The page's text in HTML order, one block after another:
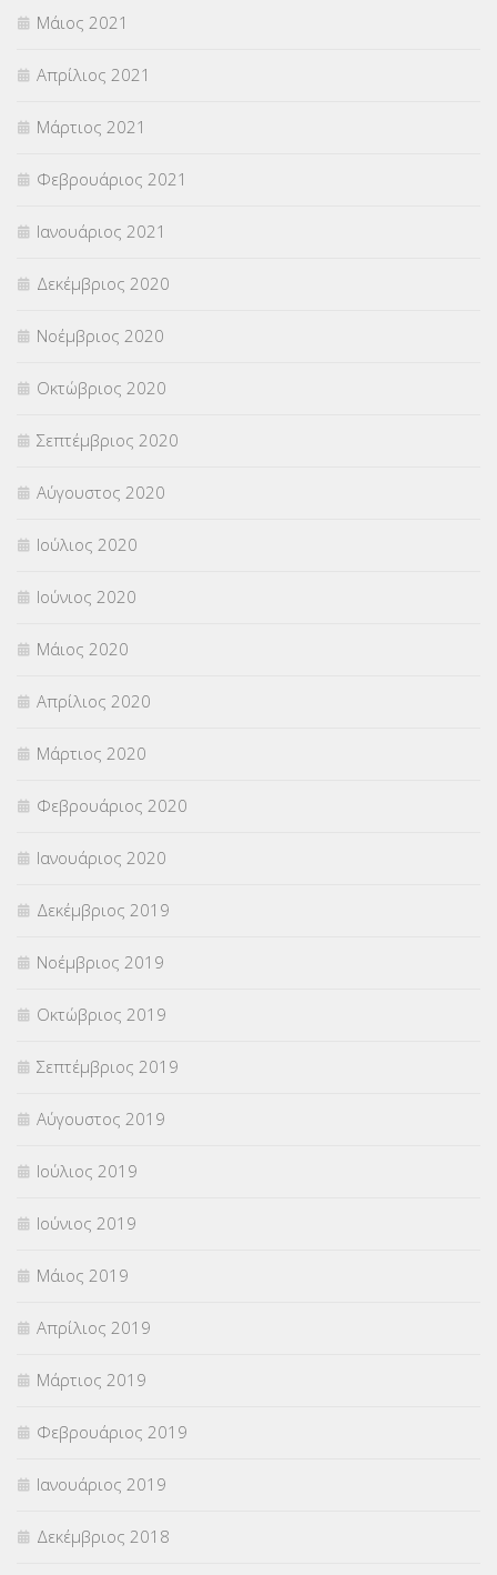
Μάιος 2021
Απρίλιος 2021
Μάρτιος 2021
Φεβρουάριος 2021
Ιανουάριος 2021
Δεκέμβριος 2020
Νοέμβριος 2020
Οκτώβριος 2020
Σεπτέμβριος 2020
Αύγουστος 2020
Ιούλιος 2020
Ιούνιος 2020
Μάιος 2020
Απρίλιος 2020
Μάρτιος 2020
Φεβρουάριος 2020
Ιανουάριος 2020
Δεκέμβριος 2019
Νοέμβριος 2019
Οκτώβριος 2019
Σεπτέμβριος 2019
Αύγουστος 2019
Ιούλιος 2019
Ιούνιος 2019
Μάιος 2019
Απρίλιος 2019
Μάρτιος 2019
Φεβρουάριος 2019
Ιανουάριος 2019
Δεκέμβριος 2018